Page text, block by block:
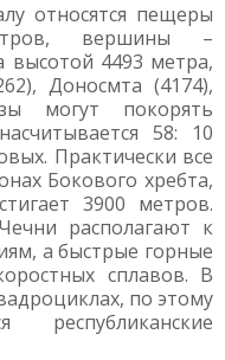
относятся пещеры
вершины –
высотой 4493 метра,
Доносмта (4174),
могут покорять
58: 10
Практически все
Бокового хребта,
3900 метров.
располагают к
а быстрые горные
сплавов. В
по этому